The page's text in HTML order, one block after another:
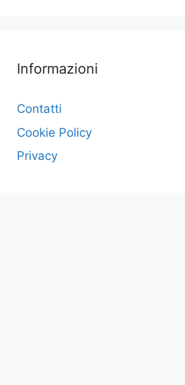
Informazioni
Contatti
Cookie Policy
Privacy